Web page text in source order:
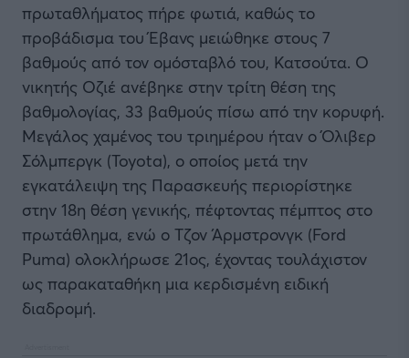
πρωταθλήματος πήρε φωτιά, καθώς το
προβάδισμα του Έβανς μειώθηκε στους 7
βαθμούς από τον ομόσταβλό του, Κατσούτα. Ο
νικητής Οζιέ ανέβηκε στην τρίτη θέση της
βαθμολογίας, 33 βαθμούς πίσω από την κορυφή.
Μεγάλος χαμένος του τριημέρου ήταν ο Όλιβερ
Σόλμπεργκ (Toyota), ο οποίος μετά την
εγκατάλειψη της Παρασκευής περιορίστηκε
στην 18η θέση γενικής, πέφτοντας πέμπτος στο
πρωτάθλημα, ενώ ο Τζον Άρμστρονγκ (Ford
Puma) ολοκλήρωσε 21ος, έχοντας τουλάχιστον
ως παρακαταθήκη μια κερδισμένη ειδική
διαδρομή.